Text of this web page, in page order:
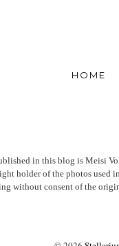
HOME
in this blog is Meisi
holder of the photos used
without consent of the